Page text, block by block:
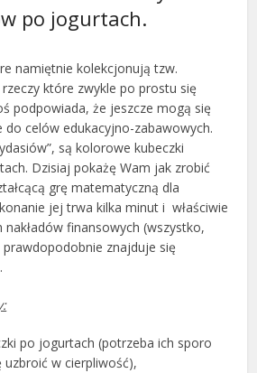
po jogurtach.
namiętnie kolekcjonują tzw.
rzeczy które zwykle po prostu się
podpowiada, że jeszcze mogą się
do celów edukacyjno-zabawowych.
są kolorowe kubeczki
Dzisiaj pokażę Wam jak zrobić
grę matematyczną dla
jej trwa kilka minut i właściwie
nakładów finansowych (wszystko,
znajduje się
po jogurtach (potrzeba ich sporo
uzbroić w cierpliwość),